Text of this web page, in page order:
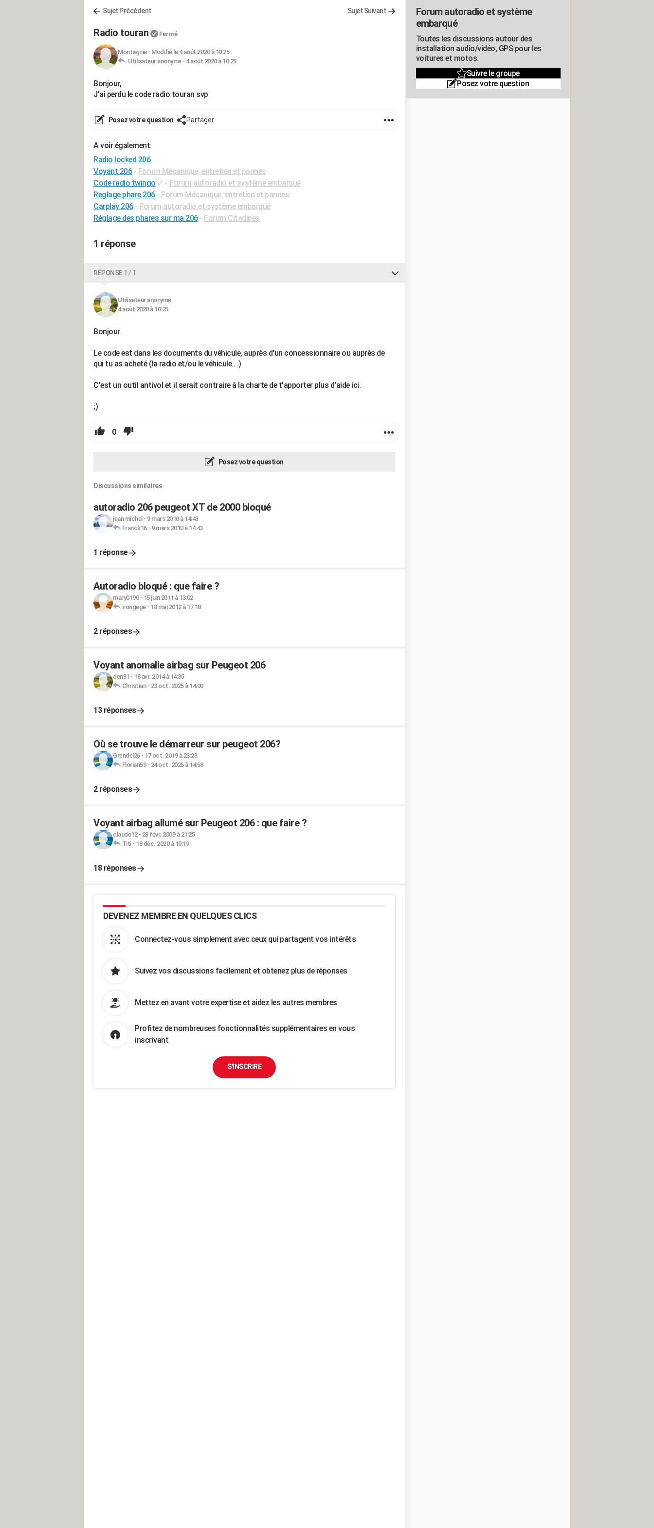
Sujet Précédent Sujet Suivant
Radio touran Fermé
Montagnie- Modifié le 4 août 2020 à 10:25
Utilisateur anonyme - 4 août 2020 à 10:25
Bonjour,
J’ai perdu le code radio touran svp
Posez votre question Partager
A voir également:
Radio locked 206
Voyant 206 - Forum Mécanique, entretien et pannes
Code radio twingo ✓ - Forum autoradio et système embarqué
Reglage phare 206 - Forum Mécanique, entretien et pannes
Carplay 206 - Forum autoradio et système embarqué
Réglage des phares sur ma 206 - Forum Citadines
1 réponse
RÉPONSE 1 / 1
Utilisateur anonyme
4 août 2020 à 10:25
Bonjour
Le code est dans les documents du véhicule, auprès d'un concessionnaire ou auprès de
qui tu as acheté (la radio et/ou le véhicule....)
C'est un outil antivol et il serait contraire à la charte de t'apporter plus d'aide ici.
;)
0
Posez votre question
Discussions similaires
autoradio 206 peugeot XT de 2000 bloqué
jean michel - 9 mars 2010 à 14:43
Franck16- 9 mars 2010 à 14:43
1 réponse
Autoradio bloqué : que faire ?
mary0190- 15 juin 2011 à 13:02
irongege- 18 mai 2012 à 17:18
2 réponses
Voyant anomalie airbag sur Peugeot 206
den31 - 18 avr. 2014 à 14:35
Christian- 23 oct. 2025 à 14:00
13 réponses
Où se trouve le démarreur sur peugeot 206?
Grendel26- 17 oct. 2019 à 23:23
Florian59- 24 oct. 2025 à 14:58
2 réponses
Voyant airbag allumé sur Peugeot 206 : que faire ?
claude12- 23 févr. 2009 à 21:25
Titi- 18 déc. 2020 à 19:19
18 réponses
DEVENEZ MEMBRE EN QUELQUES CLICS
Connectez-vous simplement avec ceux qui partagent vos intérêts
Suivez vos discussions facilement et obtenez plus de réponses
Mettez en avant votre expertise et aidez les autres membres
Profitez de nombreuses fonctionnalités supplémentaires en vous
inscrivant
S'INSCRIRE
Forum autoradio et système
embarqué
Toutes les discussions autour des
installation audio/vidéo, GPS pour les
voitures et motos.
Suivre le groupe
Posez votre question